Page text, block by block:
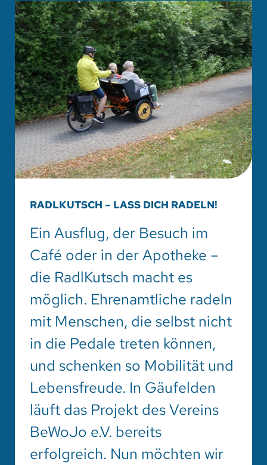
RADLKUTSCH – LASS DICH RADELN!
Ein Ausflug, der Besuch im
Café oder in der Apotheke –
die RadlKutsch macht es
möglich. Ehrenamtliche radeln
mit Menschen, die selbst nicht
in die Pedale treten können,
und schenken so Mobilität und
Lebensfreude. In Gäufelden
läuft das Projekt des Vereins
BeWoJo e.V. bereits
erfolgreich. Nun möchten wir